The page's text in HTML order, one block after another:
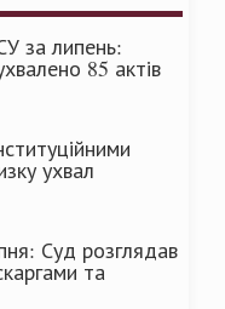
за липень:
85 актів
ухвал
Суд розглядав
та